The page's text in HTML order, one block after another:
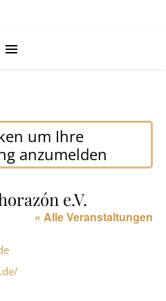
um Ihre
anzumelden
e.V.
« Alle Veranstaltungen